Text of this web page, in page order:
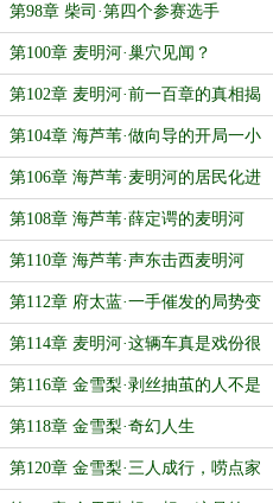
第98章 柴司·第四个参赛选手
第100章 麦明河·巢穴见闻？
第102章 麦明河·前一百章的真相揭
晓了！
第104章 海芦苇·做向导的开局一小
时
第106章 海芦苇·麦明河的居民化进
展报告
第108章 海芦苇·薛定谔的麦明河
第110章 海芦苇·声东击西麦明河
第112章 府太蓝·一手催发的局势变
化
第114章 麦明河·这辆车真是戏份很
多
第116章 金雪梨·剥丝抽茧的人不是
她
第118章 金雪梨·奇幻人生
第120章 金雪梨·三人成行，唠点家